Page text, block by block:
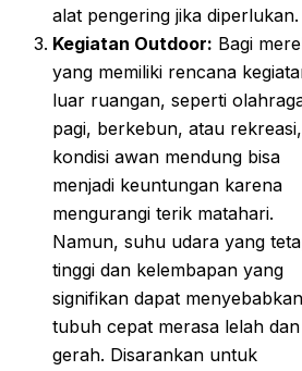
alat pengering jika diperlukan.
Kegiatan Outdoor: Bagi
yang memiliki rencana
luar ruangan, seperti
pagi, berkebun, atau rekreasi,
kondisi awan mendung bisa
menjadi keuntungan karena
mengurangi terik matahari.
Namun, suhu udara yang
tinggi dan kelembapan yang
signifikan dapat menyebabkan
tubuh cepat merasa lelah dan
gerah. Disarankan untuk